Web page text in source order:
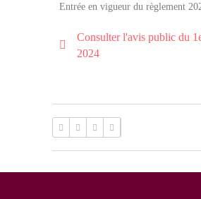
Entrée en vigueur du règlement
Consulter l'avis public du
2024